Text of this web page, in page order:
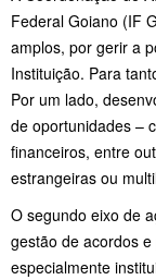
Federal Goiano (IF
amplos, por gerir a
Instituição. Para
Por um lado,
de oportunidades –
financeiros, entre
estrangeiras ou
O segundo eixo de
gestão de acordos
especialmente